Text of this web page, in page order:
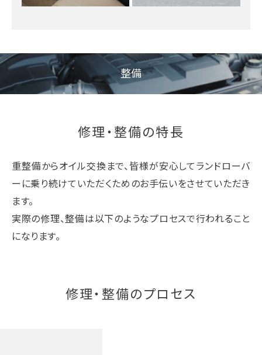
整備
修理・整備の特長
重整備からオイル交換まで、皆様が安心してランドローバ
ーに乗り続けていただくためのお手伝いをさせていただき
ます。
実際の修理、整備は以下のようなプロセスで行われること
になります。
修理・整備のプロセス